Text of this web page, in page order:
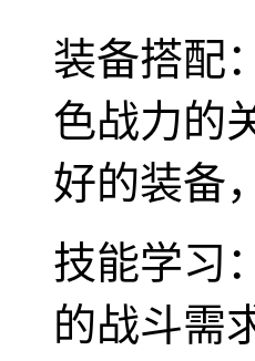
装备搭配
色战力的
好的装备
技能学习
的战斗需